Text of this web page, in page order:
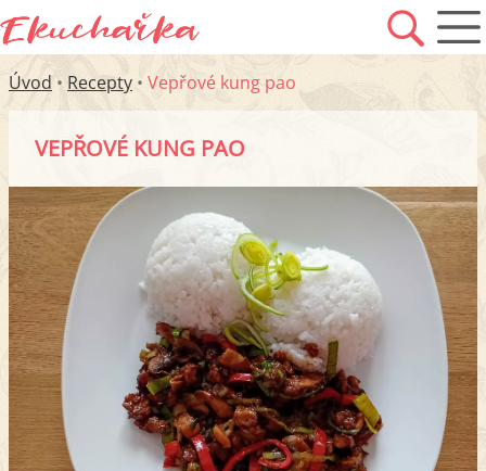
Úvod • Recepty • Vepřové kung pao
VEPŘOVÉ KUNG PAO